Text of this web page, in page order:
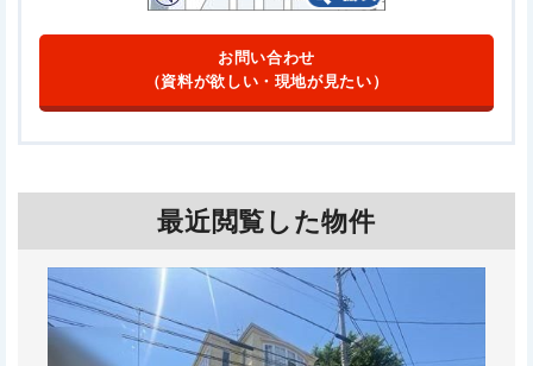
お問い合わせ
（資料が欲しい・現地が見たい）
最近閲覧した物件